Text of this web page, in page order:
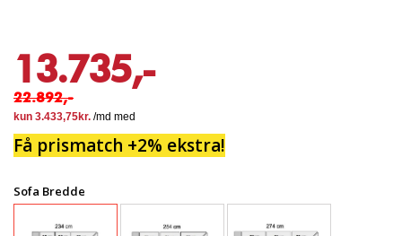
13.735,-
22.892,-
Få prismatch +2% ekstra!
Sofa Bredde